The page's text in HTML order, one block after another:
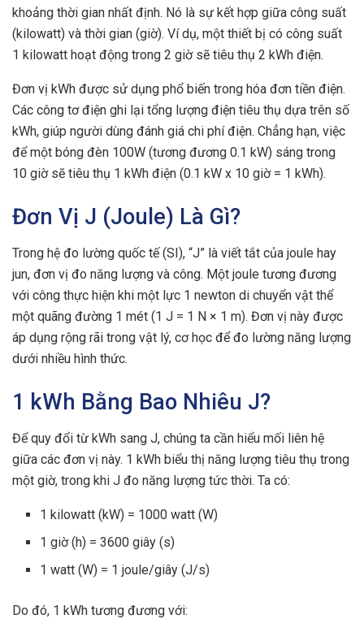
khoảng thời gian nhất định. Nó là sự kết hợp giữa công suất
(kilowatt) và thời gian (giờ). Ví dụ, một thiết bị có công suất
1 kilowatt hoạt động trong 2 giờ sẽ tiêu thụ 2 kWh điện.
Đơn vị kWh được sử dụng phổ biến trong hóa đơn tiền điện.
Các công tơ điện ghi lại tổng lượng điện tiêu thụ dựa trên số
kWh, giúp người dùng đánh giá chi phí điện. Chẳng hạn, việc
để một bóng đèn 100W (tương đương 0.1 kW) sáng trong
10 giờ sẽ tiêu thụ 1 kWh điện (0.1 kW x 10 giờ = 1 kWh).
Đơn Vị J (Joule) Là Gì?
Trong hệ đo lường quốc tế (SI), “J” là viết tắt của joule hay
jun, đơn vị đo năng lượng và công. Một joule tương đương
với công thực hiện khi một lực 1 newton di chuyển vật thể
một quãng đường 1 mét (1 J = 1 N × 1 m). Đơn vị này được
áp dụng rộng rãi trong vật lý, cơ học để đo lường năng lượng
dưới nhiều hình thức.
1 kWh Bằng Bao Nhiêu J?
Để quy đổi từ kWh sang J, chúng ta cần hiểu mối liên hệ
giữa các đơn vị này. 1 kWh biểu thị năng lượng tiêu thụ trong
một giờ, trong khi J đo năng lượng tức thời. Ta có:
1 kilowatt (kW) = 1000 watt (W)
1 giờ (h) = 3600 giây (s)
1 watt (W) = 1 joule/giây (J/s)
Do đó, 1 kWh tương đương với: